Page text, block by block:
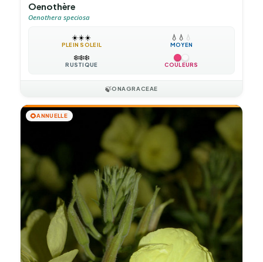
Oenothère
Oenothera speciosa
☀️☀️☀️
PLEIN SOLEIL
💧 💧 💧
MOYEN
❄️❄️❄️
RUSTIQUE COULEURS
🍃ONAGRACEAE
🌻ANNUELLE